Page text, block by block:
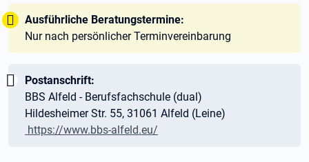
Tipp:
Ausführliche Beratungstermine:
Nur nach persönlicher Terminvereinbarung
Wichtig:
Postanschrift:
BBS Alfeld - Berufsfachschule (dual)
Hildesheimer Str. 55, 31061 Alfeld (Leine)
https://www.bbs-alfeld.eu/